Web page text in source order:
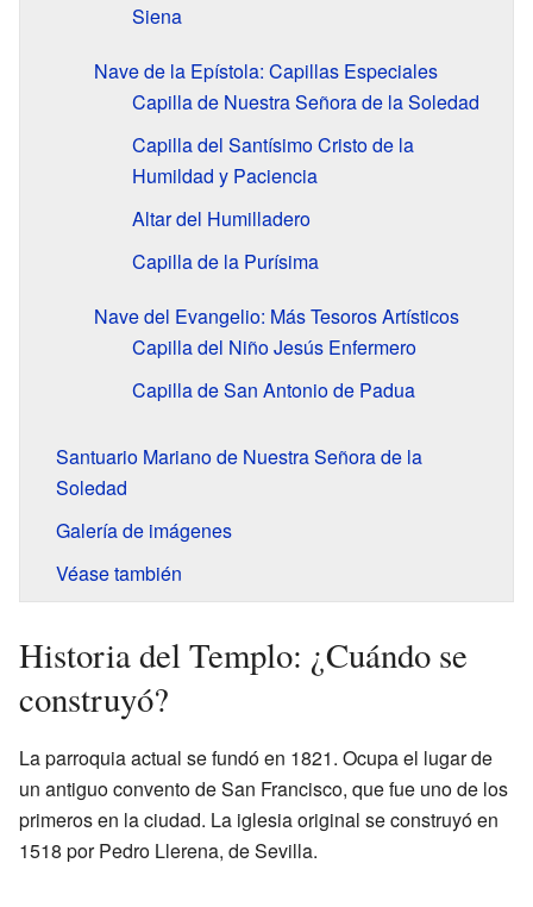
Siena
Nave de la Epístola: Capillas Especiales
Capilla de Nuestra Señora de la Soledad
Capilla del Santísimo Cristo de la
Humildad y Paciencia
Altar del Humilladero
Capilla de la Purísima
Nave del Evangelio: Más Tesoros Artísticos
Capilla del Niño Jesús Enfermero
Capilla de San Antonio de Padua
Santuario Mariano de Nuestra Señora de la
Soledad
Galería de imágenes
Véase también
Historia del Templo: ¿Cuándo se
construyó?
La parroquia actual se fundó en 1821. Ocupa el lugar de
un antiguo convento de San Francisco, que fue uno de los
primeros en la ciudad. La iglesia original se construyó en
1518 por Pedro Llerena, de Sevilla.